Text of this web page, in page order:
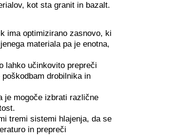
kot sta granit in bazalt.
ima optimizirano zasnovo, ki
materiala pa je enotna,
lahko učinkovito prepreči
drobilnika in
je mogoče izbrati različne
tremi sistemi hlajenja, da se
in prepreči